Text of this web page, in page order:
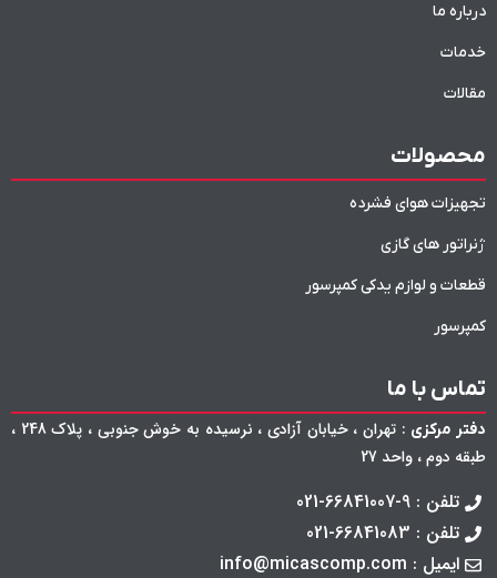
درباره ما
خدمات
مقالات
محصولات
تجهیزات هوای فشرده
ژنراتور های گازی
قطعات و لوازم یدکی کمپرسور
کمپرسور
تماس با ما
دفتر مرکزی
: تهران ، خیابان آزادی ، نرسیده به خوش جنوبی ، پلاک 248 ،
طبقه دوم ، واحد 27
تلفن : 9-66841007-021
تلفن : 66841083-021
ایمیل : info@micascomp.com